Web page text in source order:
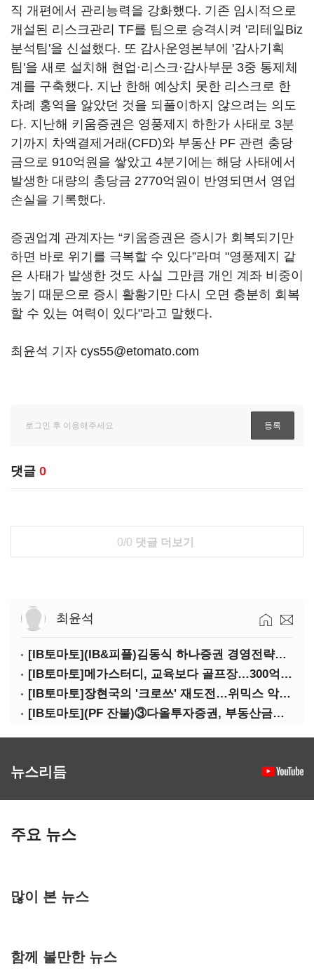
직 개편에서 관리능력을 강화했다. 기존 임시적으로
개설된 리스크관리 TF를 팀으로 승격시켜 '리테일Biz
분석팀'을 신설했다. 또 감사운영본부에 '감사기획
팀'을 새로 설치해 현업·리스크·감사부문 3중 통제체
계를 구축했다. 지난 한해 예상치 못한 리스크로 한
차례 홍역을 앓았던 것을 되풀이하지 않으려는 의도
다. 지난해 키움증권은 영풍제지 하한가 사태로 3분
기까지 차액결제거래(CFD)와 부동산 PF 관련 충당
금으로 910억원을 쌓았고 4분기에는 해당 사태에서
발생한 대량의 충당금 2770억원이 반영되면서 영업
손실을 기록했다.
증권업계 관계자는 “키움증권은 증시가 회복되기만
하면 바로 위기를 극복할 수 있다”라며 "영풍제지 같
은 사태가 발생한 것도 사실 그만큼 개인 계좌 비중이
높기 때문으로 증시 활황기만 다시 오면 충분히 회복
할 수 있는 여력이 있다"라고 말했다.
최윤석 기자 cys55@etomato.com
댓글 0
0/0 댓글 더보기
최윤석
[IB토마토](IB&피플)김동식 하나증권 경영전략본부장
[IB토마토]메가스터디, 교육보다 골프장…300억 대여 뒤 보증 리스크
[IB토마토]장현국의 '크로쓰' 재도전…위믹스 악몽 지울 수 있나
[IB토마토](PF 잔불)③다올투자증권, 부동산금융 줄였지만 정상화는 진행형
뉴스리듬
주요 뉴스
많이 본 뉴스
함께 볼만한 뉴스